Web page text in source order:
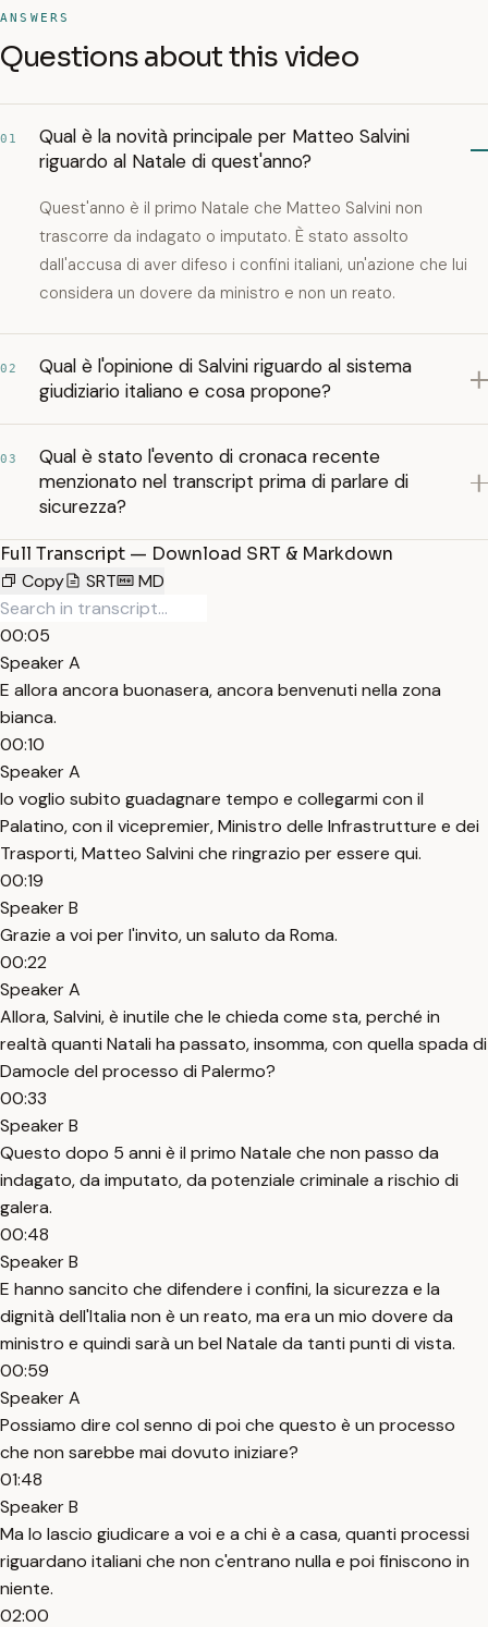
ANSWERS
Questions about this video
01
Qual è la novità principale per Matteo Salvini
riguardo al Natale di quest'anno?
Quest'anno è il primo Natale che Matteo Salvini non
trascorre da indagato o imputato. È stato assolto
dall'accusa di aver difeso i confini italiani, un'azione che lui
considera un dovere da ministro e non un reato.
02
Qual è l'opinione di Salvini riguardo al sistema
giudiziario italiano e cosa propone?
03
Qual è stato l'evento di cronaca recente
menzionato nel transcript prima di parlare di
sicurezza?
Full Transcript — Download SRT & Markdown
Copy
SRT MD
00:05
Speaker A
E allora ancora buonasera, ancora benvenuti nella zona
bianca.
00:10
Speaker A
Io voglio subito guadagnare tempo e collegarmi con il
Palatino, con il vicepremier, Ministro delle Infrastrutture e dei
Trasporti, Matteo Salvini che ringrazio per essere qui.
00:19
Speaker B
Grazie a voi per l'invito, un saluto da Roma.
00:22
Speaker A
Allora, Salvini, è inutile che le chieda come sta, perché in
realtà quanti Natali ha passato, insomma, con quella spada di
Damocle del processo di Palermo?
00:33
Speaker B
Questo dopo 5 anni è il primo Natale che non passo da
indagato, da imputato, da potenziale criminale a rischio di
galera.
00:48
Speaker B
E hanno sancito che difendere i confini, la sicurezza e la
dignità dell'Italia non è un reato, ma era un mio dovere da
ministro e quindi sarà un bel Natale da tanti punti di vista.
00:59
Speaker A
Possiamo dire col senno di poi che questo è un processo
che non sarebbe mai dovuto iniziare?
01:48
Speaker B
Ma lo lascio giudicare a voi e a chi è a casa, quanti processi
riguardano italiani che non c'entrano nulla e poi finiscono in
niente.
02:00